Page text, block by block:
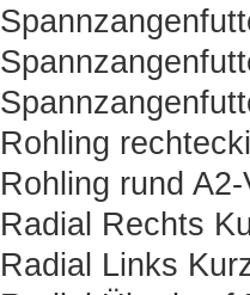
Rohling
Rohling rund A2-
Radial Rechts
Radial Links